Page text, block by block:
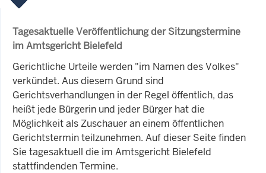
Tagesaktuelle Veröffentlichung der Sitzungstermine
im Amtsgericht Bielefeld
Gerichtliche Urteile werden "im Namen des Volkes"
verkündet. Aus diesem Grund sind
Gerichtsverhandlungen in der Regel öffentlich, das
heißt jede Bürgerin und jeder Bürger hat die
Möglichkeit als Zuschauer an einem öffentlichen
Gerichtstermin teilzunehmen. Auf dieser Seite finden
Sie tagesaktuell die im Amtsgericht Bielefeld
stattfindenden Termine.